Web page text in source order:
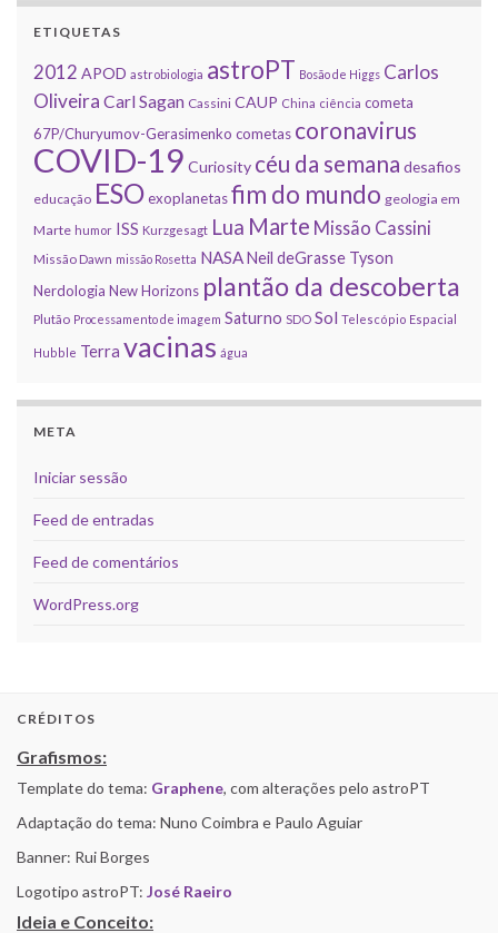
ETIQUETAS
2012 APOD astrobiologia astroPT Bosão de Higgs Carlos
Oliveira Carl Sagan Cassini CAUP China ciência cometa
67P/Churyumov-Gerasimenko cometas coronavirus
COVID-19 Curiosity céu da semana desafios
educação ESOexoplanetasfim do mundo geologia em
Marte humor ISS Kurzgesagt Lua Marte Missão Cassini
Missão Dawn missão Rosetta NASANeil deGrasse Tyson
Nerdologia New Horizons plantão da descoberta
Plutão Processamento de imagem Saturno SDO Sol Telescópio Espacial
Hubble Terra vacinas água
META
Iniciar sessão
Feed de entradas
Feed de comentários
WordPress.org
CRÉDITOS
Grafismos:
Template do tema: Graphene, com alterações pelo astroPT
Adaptação do tema: Nuno Coimbra e Paulo Aguiar
Banner: Rui Borges
Logotipo astroPT: José Raeiro
Ideia e Conceito: